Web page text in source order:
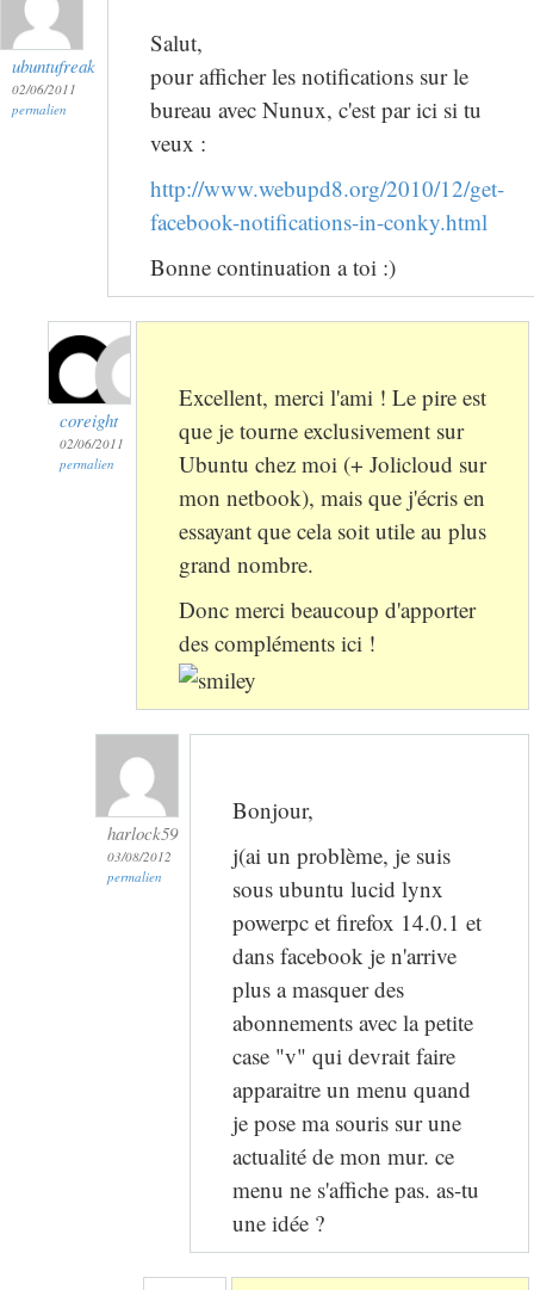
ubuntufreak
02/06/2011
permalien
Salut,
pour afficher les notifications sur le
bureau avec Nunux, c'est par ici si tu
veux :
http://www.webupd8.org/2010/12/get-
facebook-notifications-in-conky.html
Bonne continuation a toi :)
coreight
02/06/2011
permalien
Excellent, merci l'ami ! Le pire est
que je tourne exclusivement sur
Ubuntu chez moi (+ Jolicloud sur
mon netbook), mais que j'écris en
essayant que cela soit utile au plus
grand nombre.
Donc merci beaucoup d'apporter
des compléments ici !
harlock59
03/08/2012
permalien
Bonjour,
j(ai un problème, je suis
sous ubuntu lucid lynx
powerpc et firefox 14.0.1 et
dans facebook je n'arrive
plus a masquer des
abonnements avec la petite
case "v" qui devrait faire
apparaitre un menu quand
je pose ma souris sur une
actualité de mon mur. ce
menu ne s'affiche pas. as-tu
une idée ?